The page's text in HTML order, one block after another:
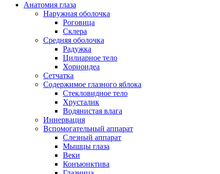
Анатомия глаза
Наружная оболочка
Роговица
Склера
Средняя оболочка
Радужка
Цилиарное тело
Хориоидеа
Сетчатка
Содержимое глазного яблока
Стекловидное тело
Хрусталик
Водянистая влага
Иннервация
Вспомогательный аппарат
Слезный аппарат
Мышцы глаза
Веки
Конъюнктива